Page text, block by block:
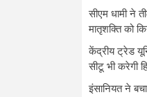
सीएम धामी ने
मातृशक्ति को
केंद्रीय ट्रेड
सीटू भी करेगी
इंसानियत ने